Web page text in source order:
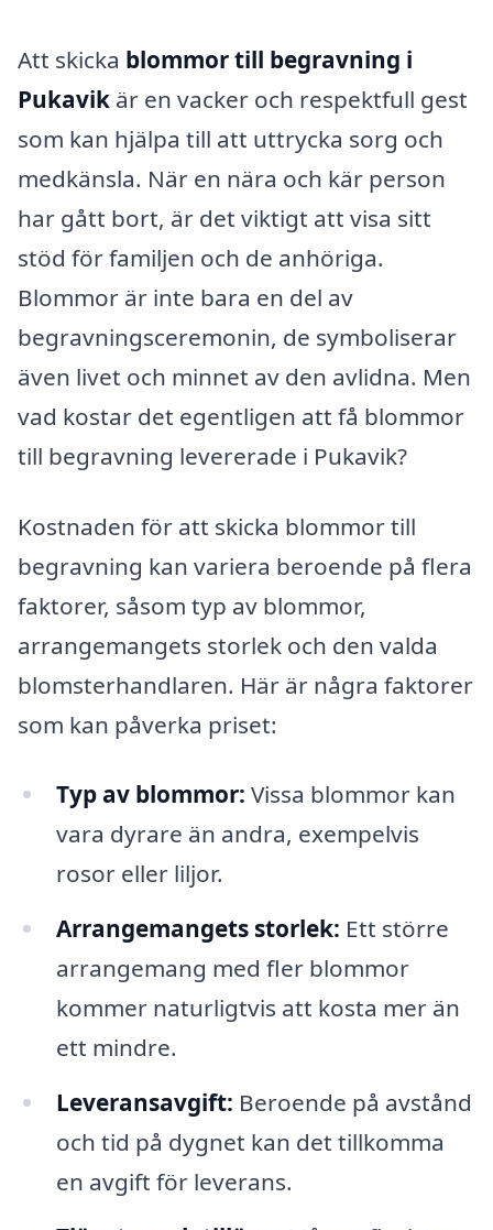
Att skicka blommor till begravning i
Pukavik är en vacker och respektfull gest
som kan hjälpa till att uttrycka sorg och
medkänsla. När en nära och kär person
har gått bort, är det viktigt att visa sitt
stöd för familjen och de anhöriga.
Blommor är inte bara en del av
begravningsceremonin, de symboliserar
även livet och minnet av den avlidna. Men
vad kostar det egentligen att få blommor
till begravning levererade i Pukavik?
Kostnaden för att skicka blommor till
begravning kan variera beroende på flera
faktorer, såsom typ av blommor,
arrangemangets storlek och den valda
blomsterhandlaren. Här är några faktorer
som kan påverka priset:
Typ av blommor: Vissa blommor kan
vara dyrare än andra, exempelvis
rosor eller liljor.
Arrangemangets storlek: Ett större
arrangemang med fler blommor
kommer naturligtvis att kosta mer än
ett mindre.
Leveransavgift: Beroende på avstånd
och tid på dygnet kan det tillkomma
en avgift för leverans.